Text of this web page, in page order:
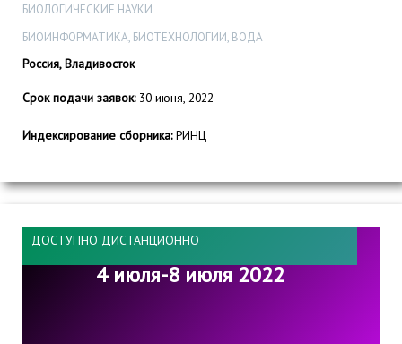
БИОЛОГИЧЕСКИЕ НАУКИ
БИОИНФОРМАТИКА, БИОТЕХНОЛОГИИ, ВОДА
Россия, Владивосток
Срок подачи заявок:30 июня, 2022
Индексирование сборника:РИНЦ
ДОСТУПНО ДИСТАНЦИОННО
4 июля-8 июля 2022